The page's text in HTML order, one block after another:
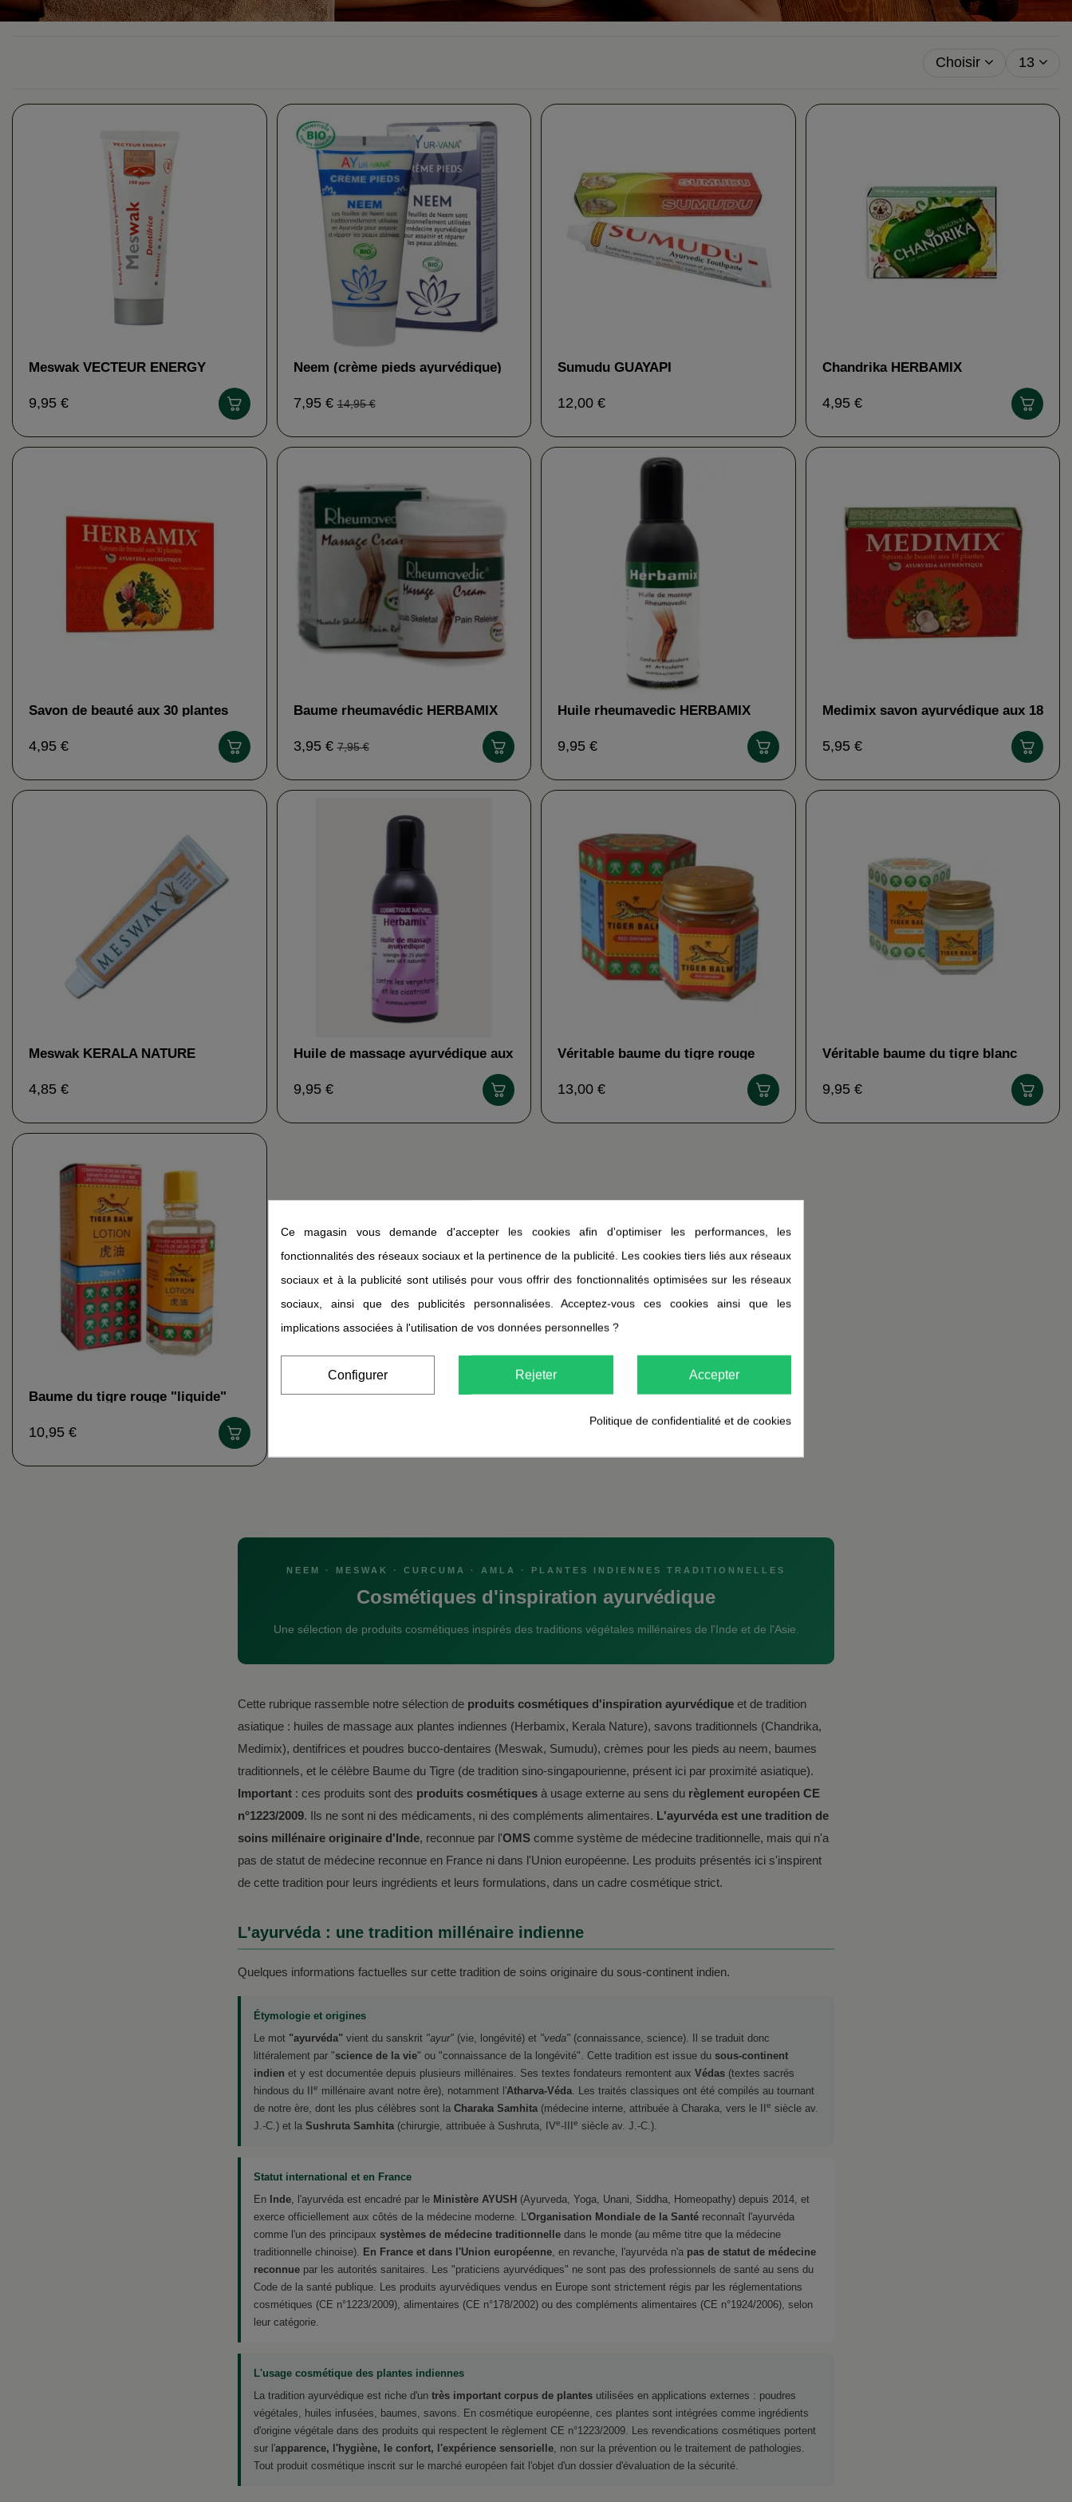
Choisir 13
Meswak VECTEUR ENERGY
9,95 €
Neem (crème pieds ayurvédique)
7,95 €14,95 €
Sumudu GUAYAPI
12,00 €
Chandrika HERBAMIX
4,95 €
Savon de beauté aux 30 plantes
4,95 €
Baume rheumavédic HERBAMIX
3,95 €7,95 €
Huile rheumavedic HERBAMIX
9,95 €
Medimix savon ayurvédique aux 18
5,95 €
Meswak KERALA NATURE
4,85 €
Huile de massage ayurvédique aux
9,95 €
Véritable baume du tigre rouge
13,00 €
Véritable baume du tigre blanc
9,95 €
Baume du tigre rouge "liquide"
10,95 €
NEEM · MESWAK · CURCUMA · AMLA · PLANTES INDIENNES TRADITIONNELLES
Cosmétiques d'inspiration ayurvédique
Une sélection de produits cosmétiques inspirés des traditions végétales millénaires de l'Inde et de l'Asie.
Cette rubrique rassemble notre sélection de produits cosmétiques d'inspiration ayurvédique et de tradition
asiatique : huiles de massage aux plantes indiennes (Herbamix, Kerala Nature), savons traditionnels (Chandrika,
Medimix), dentifrices et poudres bucco-dentaires (Meswak, Sumudu), crèmes pour les pieds au neem, baumes
traditionnels, et le célèbre Baume du Tigre (de tradition sino-singapourienne, présent ici par proximité asiatique).
Important : ces produits sont des produits cosmétiques à usage externe au sens du règlement européen CE
n°1223/2009. Ils ne sont ni des médicaments, ni des compléments alimentaires. L'ayurvéda est une tradition de
soins millénaire originaire d'Inde, reconnue par l'OMS comme système de médecine traditionnelle, mais qui n'a
pas de statut de médecine reconnue en France ni dans l'Union européenne. Les produits présentés ici s'inspirent
de cette tradition pour leurs ingrédients et leurs formulations, dans un cadre cosmétique strict.
L'ayurvéda : une tradition millénaire indienne
Quelques informations factuelles sur cette tradition de soins originaire du sous-continent indien.
Étymologie et origines
Le mot "ayurvéda" vient du sanskrit "ayur" (vie, longévité) et "veda" (connaissance, science). Il se traduit donc
littéralement par "science de la vie" ou "connaissance de la longévité". Cette tradition est issue du sous-continent
indien et y est documentée depuis plusieurs millénaires. Ses textes fondateurs remontent aux Védas (textes sacrés
hindous du II
e millénaire avant notre ère), notamment l'Atharva-Véda . Les traités classiques ont été compilés au tournant
de notre ère, dont les plus célèbres sont la Charaka Samhita (médecine interne, attribuée à Charaka, vers le II e siècle av.
J.-C.) et la Sushruta Samhita (chirurgie, attribuée à Sushruta, IVe-III e siècle av. J.-C.).
Statut international et en France
En Inde , l'ayurvéda est encadré par le Ministère AYUSH (Ayurveda, Yoga, Unani, Siddha, Homeopathy) depuis 2014, et
exerce officiellement aux côtés de la médecine moderne. L'Organisation Mondiale de la Santé reconnaît l'ayurvéda
comme l'un des principaux systèmes de médecine traditionnelle dans le monde (au même titre que la médecine
traditionnelle chinoise).
En France et dans l'Union européenne , en revanche, l'ayurvéda n'a pas de statut de médecine
reconnue par les autorités sanitaires. Les "praticiens ayurvédiques" ne sont pas des professionnels de santé au sens du
Code de la santé publique. Les produits ayurvédiques vendus en Europe sont strictement régis par les réglementations
cosmétiques (CE n°1223/2009), alimentaires (CE n°178/2002) ou des compléments alimentaires (CE n°1924/2006), selon
leur catégorie.
L'usage cosmétique des plantes indiennes
La tradition ayurvédique est riche d'un très important corpus de plantes utilisées en applications externes : poudres
végétales, huiles infusées, baumes, savons. En cosmétique européenne, ces plantes sont intégrées comme ingrédients
d'origine végétale dans des produits qui respectent le règlement CE n°1223/2009. Les revendications cosmétiques portent
sur l'apparence, l'hygiène, le confort, l'expérience sensorielle , non sur la prévention ou le traitement de pathologies.
Tout produit cosmétique inscrit sur le marché européen fait l'objet d'un dossier d'évaluation de la sécurité.
Ce magasin vous demande d'accepter les cookies afin d'optimiser les performances, les
fonctionnalités des réseaux sociaux et la pertinence de la publicité. Les cookies tiers liés aux réseaux
sociaux et à la publicité sont utilisés pour vous offrir des fonctionnalités optimisées sur les réseaux
sociaux, ainsi que des publicités personnalisées. Acceptez-vous ces cookies ainsi que les
implications associées à l'utilisation de vos données personnelles ?
Configurer Rejeter Accepter
Politique de confidentialité et de cookies